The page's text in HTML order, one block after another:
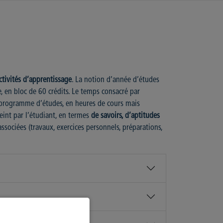
d’apprentissage. La notion d’année d’études
bloc de 60 crédits. Le temps consacré par
d’études, en heures de cours mais
par l’étudiant, en termes de savoirs, d’aptitudes
(travaux, exercices personnels, préparations,